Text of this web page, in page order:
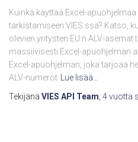
Kuinka käyttää Excel-apuohjelmaa
tarkistamiseen VIES:ssä? Katso,
olevien yritysten EU:n ALV-
massiivisesti Excel-apuohjelman
Excel-apuohjelman, joka tarjoaa
ALV-numerot
Lue lisää…
Tekijänä VIES API Team 4 vuotta